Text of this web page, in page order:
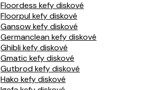
Floordess kefy diskové
Floorpul kefy diskové
Gansow kefy diskové
Germanclean kefy diskové
Ghibli kefy diskové
Gmatic kefy diskové
Gutbrod kefy diskové
Hako kefy diskové